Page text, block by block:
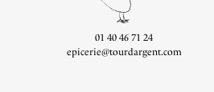
01 40 46 71 24
epicerie@tourdargent.com